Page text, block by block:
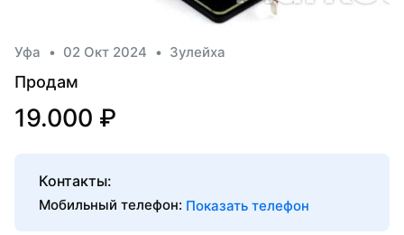
Уфа • 02 Окт 2024 • Зулейха
Продам
19.000 ₽
Контакты:
Мобильный телефон: Показать телефон